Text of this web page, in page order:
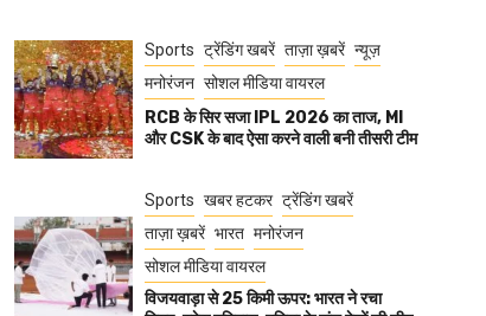
Sports ट्रेंडिंग खबरें ताज़ा ख़बरें न्यूज़
मनोरंजन सोशल मीडिया वायरल
RCB के सिर सजा IPL 2026 का ताज, MI
और CSK के बाद ऐसा करने वाली बनी तीसरी टीम
Sports खबर हटकर ट्रेंडिंग खबरें
ताज़ा ख़बरें भारत मनोरंजन
सोशल मीडिया वायरल
विजयवाड़ा से 25 किमी ऊपर: भारत ने रचा